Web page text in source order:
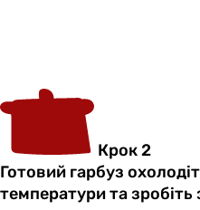
Крок 2
Готовий гарбуз
температури та зробіть